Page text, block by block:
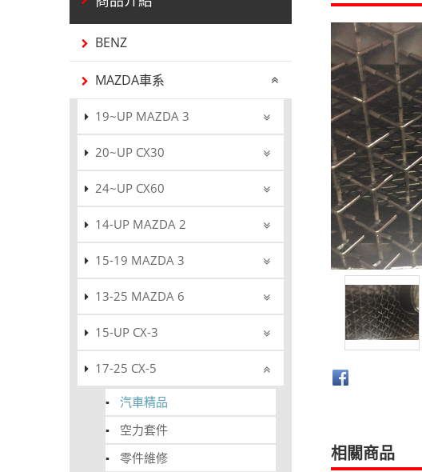
BENZ
MAZDA車系
19~UP MAZDA 3
20~UP CX30
24~UP CX60
14-UP MAZDA 2
15-19 MAZDA 3
13-25 MAZDA 6
15-UP CX-3
17-25 CX-5
汽車精品
空力套件
零件維修
相關商品